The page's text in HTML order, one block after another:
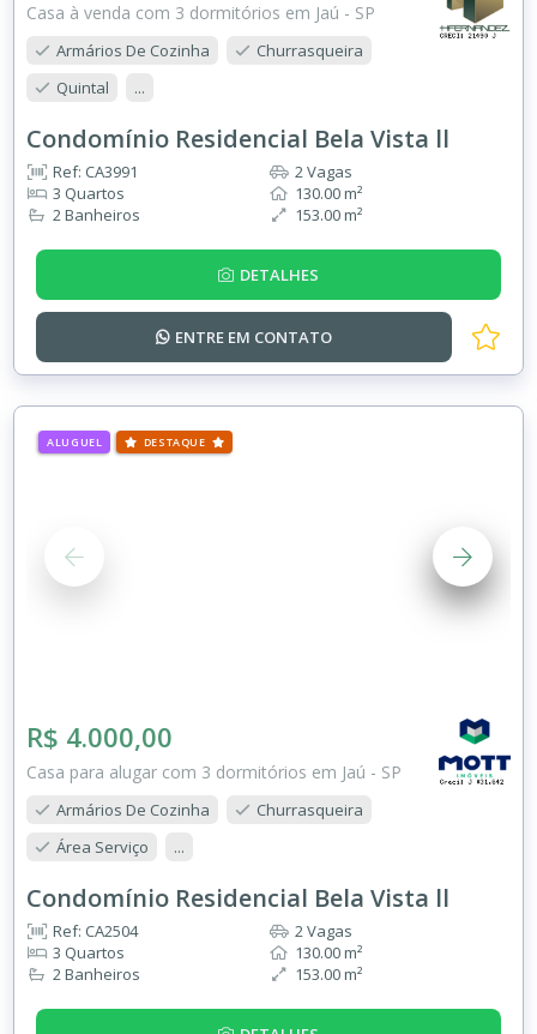
Casa à venda com 3 dormitórios em Jaú - SP
Armários De Cozinha
Churrasqueira
Quintal
...
Condomínio Residencial Bela Vista ll
Ref: CA3991
3 Quartos
2 Banheiros
2 Vagas
130.00 m²
153.00 m²
DETALHES
ENTRE EM CONTATO
ALUGUEL DESTAQUE
R$ 4.000,00
Casa para alugar com 3 dormitórios em Jaú - SP
Armários De Cozinha
Churrasqueira
Área Serviço
...
Condomínio Residencial Bela Vista ll
Ref: CA2504
3 Quartos
2 Banheiros
2 Vagas
130.00 m²
153.00 m²